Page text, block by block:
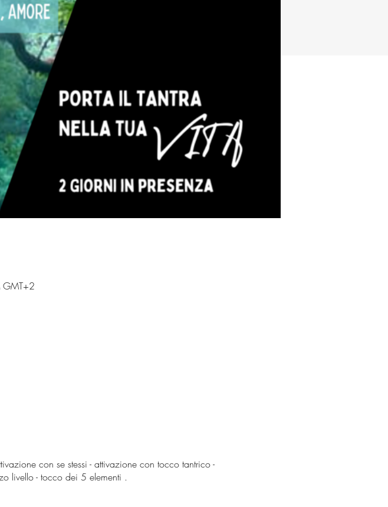
con se stessi - attivazione con tocco tantrico -
livello - tocco dei 5 elementi .